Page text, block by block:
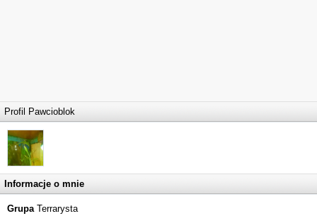
Profil Pawcioblok
Informacje o mnie
GrupaTerrarysta